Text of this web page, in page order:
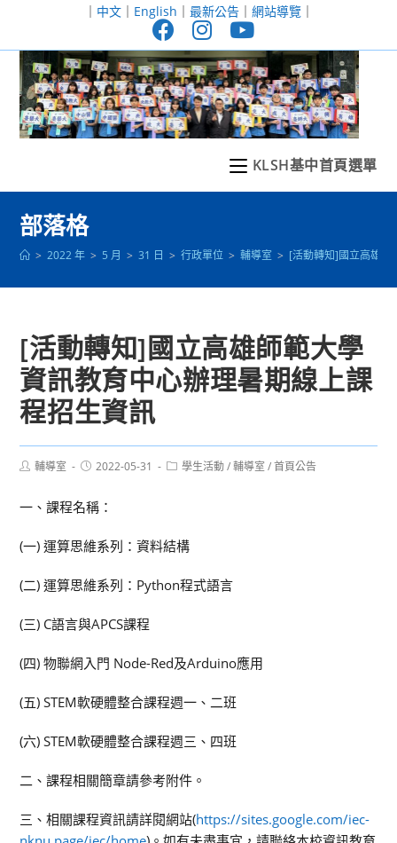
至
｜ 中文｜ English ｜ 最新公告｜ 網站導覽｜
KLSH基中首頁選單
部落格
> 2022 年 > 5 月 > 31 日 > 行政單位 > 輔導室 > [活動轉知]國立高雄師
[活動轉知]國立高雄師範大學
資訊教育中心辦理暑期線上課
程招生資訊
Post輔導室
Post2022-05-31
Post學生活動 / 輔導室 / 首頁公告
一、課程名稱：
(一) 運算思維系列：資料結構
(二) 運算思維系列：Python程式語言
(三) C語言與APCS課程
(四) 物聯網入門 Node-Red及Arduino應用
(五) STEM軟硬體整合課程週一、二班
(六) STEM軟硬體整合課程週三、四班
二、課程相關簡章請參考附件。
三、相關課程資訊請詳閱網站(https://sites.google.com/iec-